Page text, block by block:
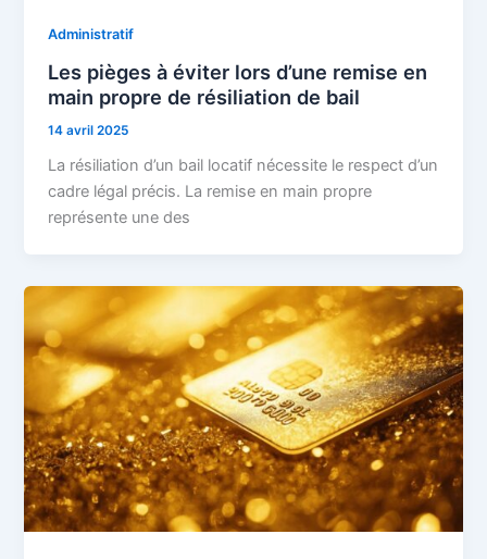
Administratif
Les pièges à éviter lors d’une remise en
main propre de résiliation de bail
14 avril 2025
La résiliation d’un bail locatif nécessite le respect d’un
cadre légal précis. La remise en main propre
représente une des